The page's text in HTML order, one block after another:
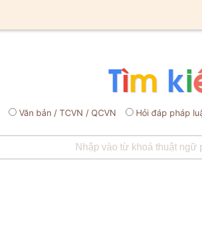
Văn bản / TCVN / QCVN Hỏi đáp pháp